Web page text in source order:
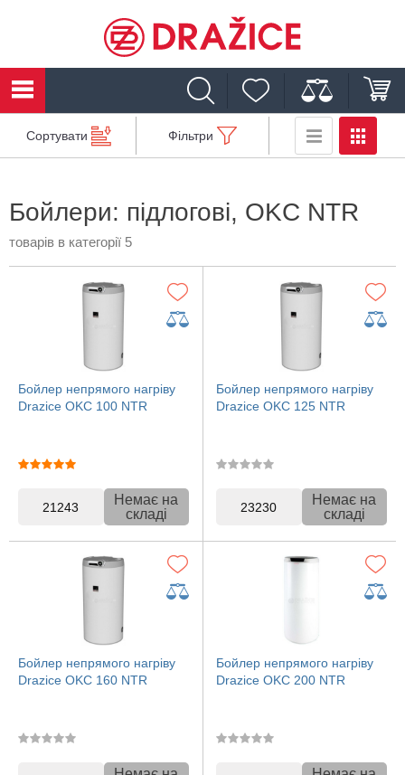
Сортувати Фільтри
Бойлери: підлогові, OKC NTR
товарів в категорії 5
Бойлер непрямого нагріву
Drazice OKC 100 NTR
21243
Немає на
складі
Бойлер непрямого нагріву
Drazice OKC 125 NTR
23230
Немає на
складі
Бойлер непрямого нагріву
Drazice OKC 160 NTR
Бойлер непрямого нагріву
Drazice OKC 200 NTR